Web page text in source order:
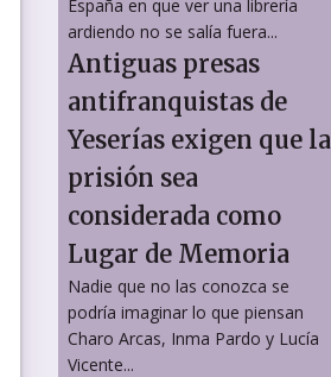
España en que ver una librería
ardiendo no se salía fuera...
Antiguas presas
antifranquistas de
Yeserías exigen que la
prisión sea
considerada como
Lugar de Memoria
Nadie que no las conozca se
podría imaginar lo que piensan
Charo Arcas, Inma Pardo y Lucía
Vicente...